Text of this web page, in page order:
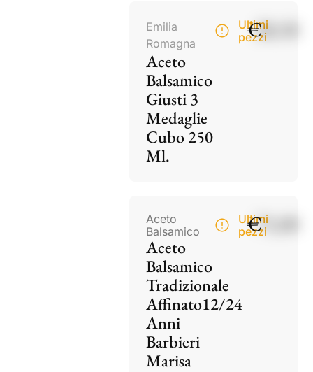
Emilia
Romagna
Aceto
Balsamico
Giusti 3
Medaglie
Cubo 250
Ml.
Ultimi
pezzi
€28,50
Aceto
Balsamico
Aceto
Balsamico
Tradizionale
Affinato12/24
Anni
Barbieri
Marisa
Ultimi
pezzi
€75,00